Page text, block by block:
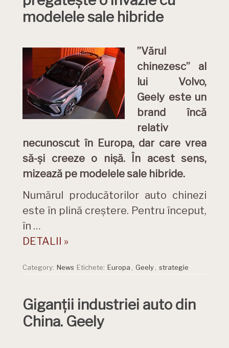
modelele sale hibride
”Vărul
chinezesc” al
lui Volvo,
Geely este un
brand încă
relativ
necunoscut în Europa, dar care vrea
să-și creeze o nișă. În acest sens,
mizează pe modelele sale hibride.
Numărul producătorilor auto chinezi
este în plină creștere. Pentru început,
în …
DETALII »
Category: News Etichete: Europa Geely strategie
Giganții industriei auto din
China. Geely